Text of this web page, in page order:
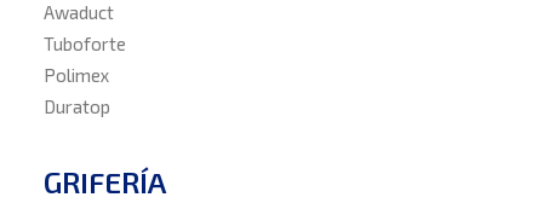
Awaduct
Tuboforte
Polimex
Duratop
GRIFERÍA